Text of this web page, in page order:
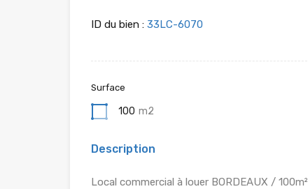
ID du bien : 33LC-6070
Surface
100 m2
Description
Local commercial à louer BORDEAUX / 100m²